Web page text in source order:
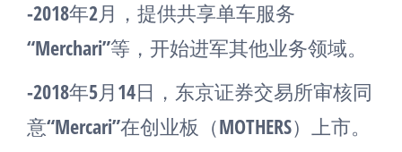
-2018年2月，提供共享单车服务
“Merchari”等，开始进军其他业务领域。
-2018年5月14日，东京证券交易所审核同
意“Mercari”在创业板（MOTHERS）上市。